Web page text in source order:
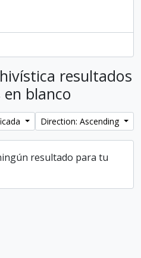
resultados
blanco
Direction: Ascending
resultado para tu